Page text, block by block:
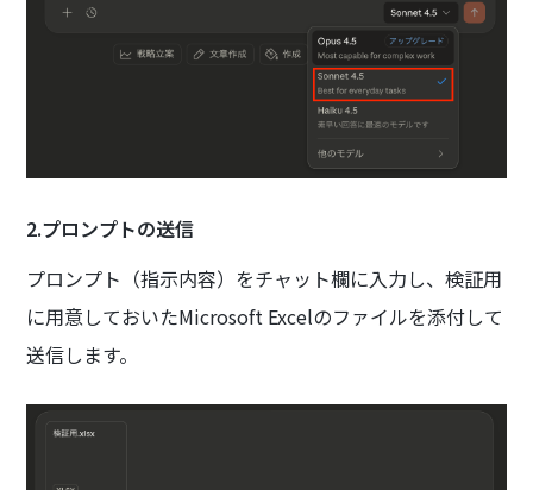
2.プロンプトの送信
プロンプト（指示内容）をチャット欄に入力し、検証用
に用意しておいたMicrosoft Excelのファイルを添付して
送信します。